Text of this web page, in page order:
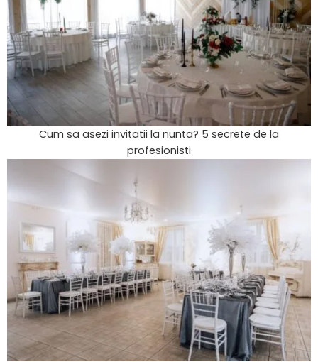
Cum sa asezi invitatii la nunta? 5 secrete de la
profesionisti